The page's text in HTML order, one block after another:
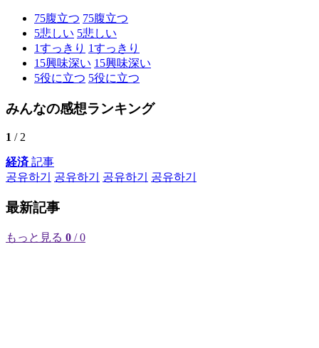
75腹立つ 75腹立つ
5悲しい 5悲しい
1すっきり 1すっきり
15興味深い 15興味深い
5役に立つ 5役に立つ
みんなの感想ランキング
1 / 2
経済記事
공유하기
공유하기 공유하기 공유하기
最新記事
もっと見る 0 / 0